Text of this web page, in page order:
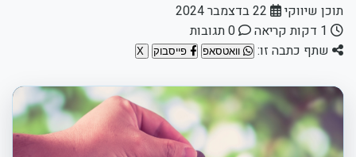
תוכן שיווקי
שתף כתבה זו:
וואטסאפ פייסבוק